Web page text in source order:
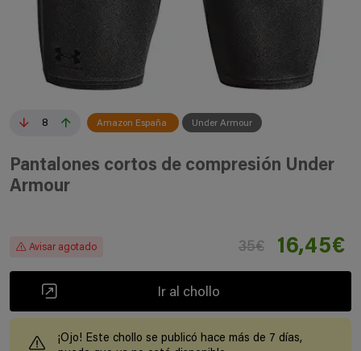
8 Amazon España Under Armour
Pantalones cortos de compresión Under
Armour
Avisar agotado 35€ 16,45€
Ir al chollo
¡Ojo! Este chollo se publicó hace más de 7 días,